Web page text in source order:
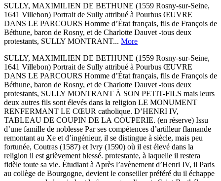
SULLY, MAXIMILIEN DE BETHUNE (1559 Rosny-sur-Seine,
1641 Villebon) Portrait de Sully attribué à Pourbus ŒUVRE
DANS LE PARCOURS Homme d’État français, fils de François de
Béthune, baron de Rosny, et de Charlotte Dauvet -tous deux
protestants, SULLY MONTRANT... More
SULLY, MAXIMILIEN DE BETHUNE (1559 Rosny-sur-Seine,
1641 Villebon) Portrait de Sully attribué à Pourbus ŒUVRE
DANS LE PARCOURS Homme d’État français, fils de François de
Béthune, baron de Rosny, et de Charlotte Dauvet -tous deux
protestants, SULLY MONTRANT À SON PETIT-FILS mais leurs
deux autres fils sont élevés dans la religion LE MONUMENT
RENFERMANT LE CŒUR catholique. D’HENRI IV,
TABLEAU DE COUPIN DE LA COUPERIE. (en réserve) Issu
d’une famille de noblesse Par ses compétences d’artilleur flamande
remontant au Xe et d’ingénieur, il se distingue à siècle, mais peu
fortunée, Coutras (1587) et Ivry (1590) où il est élevé dans la
religion il est grièvement blessé. protestante, à laquelle il restera
fidèle toute sa vie. Étudiant à Après l’avènement d’Henri IV, il Paris
au collège de Bourgogne, devient le conseiller préféré du il échappe